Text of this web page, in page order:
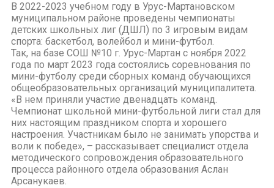
В 2022-2023 учебном году в Урус-Мартановском
муниципальном районе проведены чемпионаты
детских школьных лиг (ДШЛ) по 3 игровым видам
спорта: баскетбол, волейбол и мини-футбол.
Так, на базе СОШ №10 г. Урус-Мартан с ноября 2022
года по март 2023 года состоялись соревнования по
мини-футболу среди сборных команд обучающихся
общеобразовательных организаций муниципалитета.
«В нем приняли участие двенадцать команд.
Чемпионат школьной мини-футбольной лиги стал для
них настоящим праздником спорта и хорошего
настроения. Участникам было не занимать упорства и
воли к победе», – рассказывает специалист отдела
методического сопровождения образовательного
процесса районного отдела образования Аслан
Арсанукаев.